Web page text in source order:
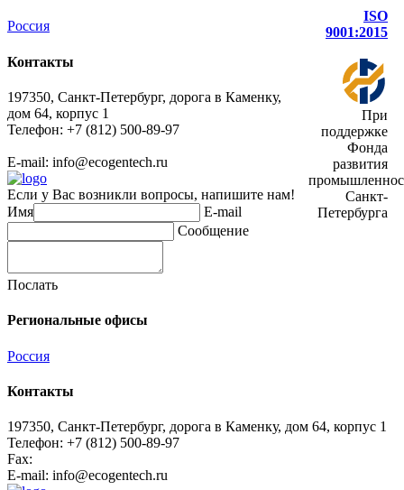
ISO
9001:2015
При
поддержке
Фонда
развития
Санкт-
Петербурга
Россия
Контакты
197350, Санкт-Петербург, дорога в Каменку,
дом 64, корпус 1
Телефон: +7 (812) 500-89-97
E-mail: info@ecogеntech.ru
Если у Вас возникли вопросы, напишите нам!
Имя
E-mail
Сообщение
Послать
Региональные офисы
Россия
Контакты
197350, Санкт-Петербург, дорога в Каменку, дом 64, корпус 1
Телефон: +7 (812) 500-89-97
Fax:
E-mail: info@ecogеntech.ru